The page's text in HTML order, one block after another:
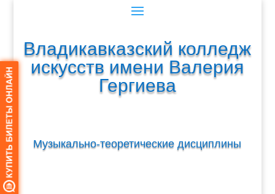
Владикавказский колледж
искусств имени Валерия
Гергиева
Музыкально-теоретические дисциплины